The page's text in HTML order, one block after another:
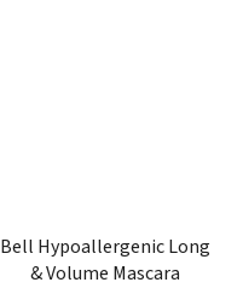
Bell Hypoallergenic Long
& Volume Mascara